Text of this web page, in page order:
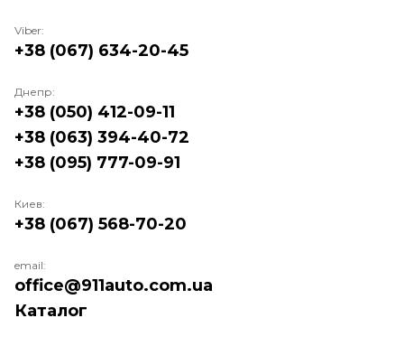
Каталог
Viber:
+38 (067) 634-20-45
Днепр:
+38 (050) 412-09-11
+38 (063) 394-40-72
+38 (095) 777-09-91
Киев:
+38 (067) 568-70-20
email:
office@911auto.com.ua